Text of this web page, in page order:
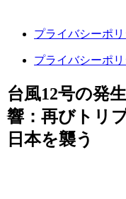
プライバシーポ
プライバシーポ
台風12号の発
響：再びトリ
日本を襲う